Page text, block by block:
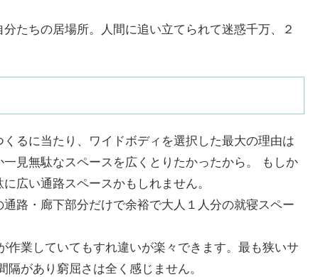
たちの居場所。人間に追い立てられて迷惑千万、２
るに当たり、ワイドボディを選択した最大の理由は
見無駄なスペースを広くとりたかったから。 もしか
広い通路スペースかもしれません。
路・廊下部分だけで余裕で大人１人分の就寝スペー
作業していてもすれ違いが楽々できます。最も狭いサ
があり窮屈さは全く感じません。